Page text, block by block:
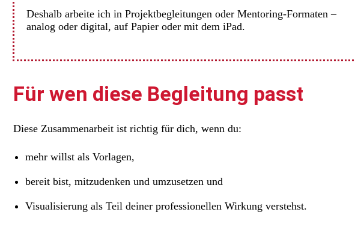
Deshalb arbeite ich in Projektbegleitungen oder Mentoring-Formaten –
analog oder digital, auf Papier oder mit dem iPad.
Für wen diese Begleitung passt
Diese Zusammenarbeit ist richtig für dich, wenn du:
mehr willst als Vorlagen,
bereit bist, mitzudenken und umzusetzen und
Visualisierung als Teil deiner professionellen Wirkung verstehst.